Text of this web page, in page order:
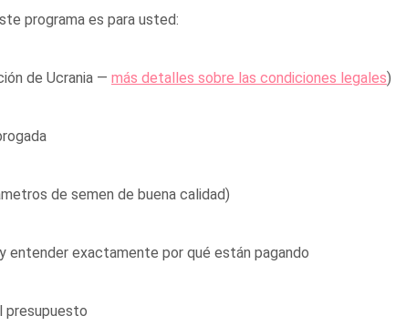
programa es para usted:
de Ucrania — más detalles sobre las condiciones legales)
de semen de buena calidad)
entender exactamente por qué están pagando
presupuesto